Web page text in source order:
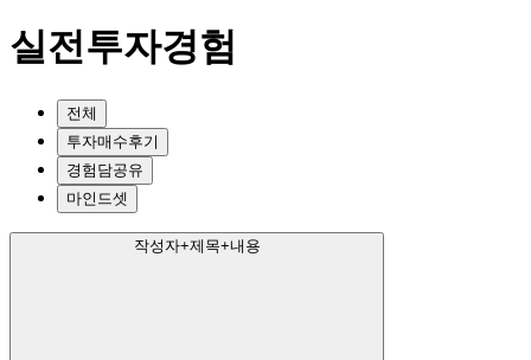
실전투자경험
전체
투자매수후기
경험담공유
마인드셋
작성자+제목+내용